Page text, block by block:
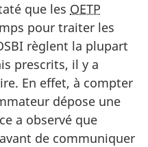
que les OETP
pour traiter les
règlent la plupart
prescrits, il y a
En effet, à compter
dépose une
a observé que
de communiquer